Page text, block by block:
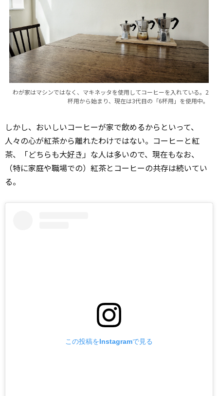
わが家はマシンではなく、マキネッタを使用してコーヒーを入れている。2
杯用から始まり、現在は3代目の「6杯用」を使用中。
しかし、おいしいコーヒーが家で飲めるからといって、
人々の心が紅茶から離れたわけではない。コーヒーと紅
茶、「どちらも大好き 」な人は多いので、現在もなお、
（特に家庭や職場での）紅茶とコーヒーの共存は続いてい
る。
この投稿をInstagramで見る